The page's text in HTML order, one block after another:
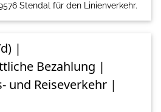
Stendal für den Linienverkehr.
|
Bezahlung |
und Reiseverkehr |